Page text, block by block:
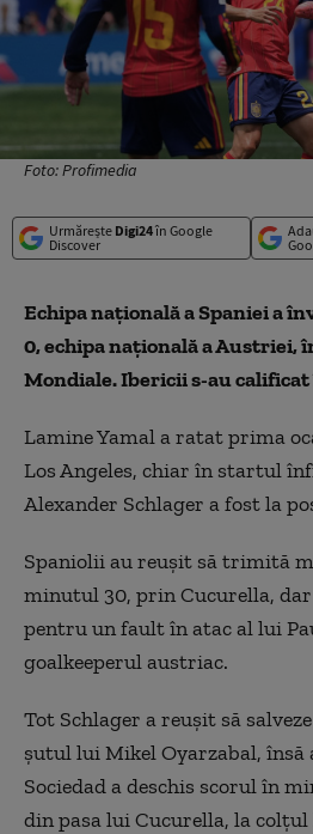
Foto: Profimedia
Urmărește Digi24în Google
Discover
Echipa naţională a Spaniei a
0, echipa naţională a Austriei,
Mondiale. Ibericii s-au
Lamine Yamal a ratat prima
Los Angeles, chiar în startul
Alexander Schlager a fost la
Spaniolii au reuşit să trimită
minutul 30, prin Cucurella,
pentru un fault în atac al lui
goalkeeperul austriac.
Tot Schlager a reuşit să
şutul lui Mikel Oyarzabal, însă
Sociedad a deschis scorul în
din pasa lui Cucurella, la